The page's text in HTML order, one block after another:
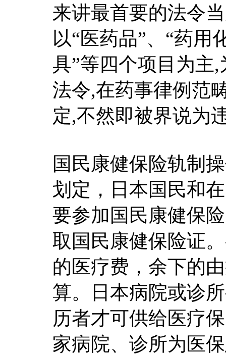
来讲最首要的法令
以“医药品”、“药用
具”等四个项目为主
法令,在药事律例范
定,不然即被界说为
国民康健保险轨制
划定，日本国民和
要参加国民康健保
取国民康健保险证
的医疗费，余下的
算。日本病院或诊
历者才可供给医疗
家病院、诊所为医